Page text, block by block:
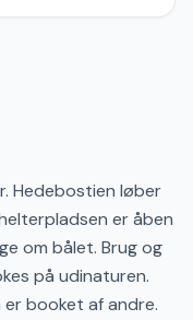
Hedebostien løber
er åben
om bålet. Brug og
på udinaturen.
er booket af andre.